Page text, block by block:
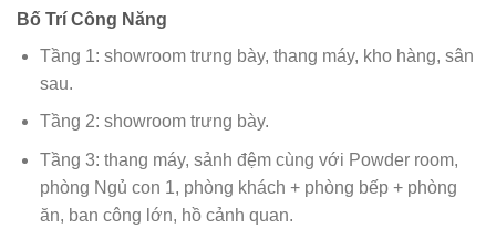
Bố Trí Công Năng
Tầng 1: showroom trưng bày, thang máy, kho hàng, sân
sau.
Tầng 2: showroom trưng bày.
Tầng 3: thang máy, sảnh đệm cùng với Powder room,
phòng Ngủ con 1, phòng khách + phòng bếp + phòng
ăn, ban công lớn, hồ cảnh quan.